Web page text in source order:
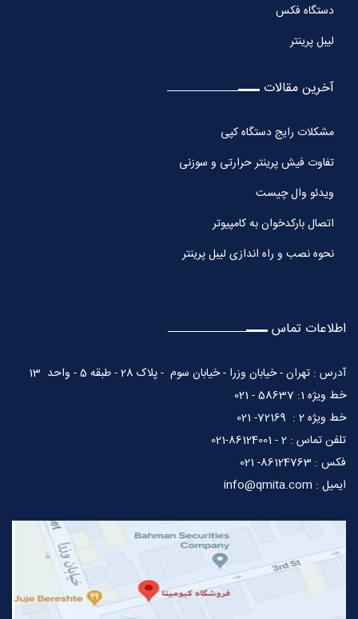
دستگاه فکس
لیبل پرینتر
آخرین مقالات
مشکلات رایج دستگاه کپی
تفاوت فیش پرینتر حرارتی و سوزنی
ویدئو وال چیست
اتصال بارکدخوان به کامپیوتر
نحوه نصب و راه اندازی لیبل پرینتر
اطلاعات تماس
آدرس : تهران - خیابان وزرا - خیابان سوم - پلاک 28 - طبقه 5 - واحد 13
خط ویژه 1: 58637 - 021
خط ویژه 2 : 72169- 021
تلفن تماس : 2 - 86124001-021
فکس : 86124763- 021
ایمیل : info@qmita.com